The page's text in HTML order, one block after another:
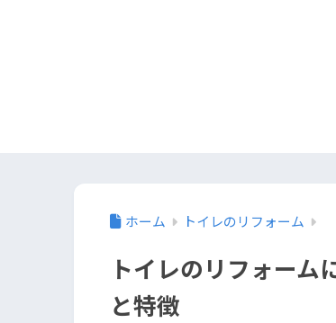
ホーム トイレのリフォーム
トイレのリフォーム
と特徴